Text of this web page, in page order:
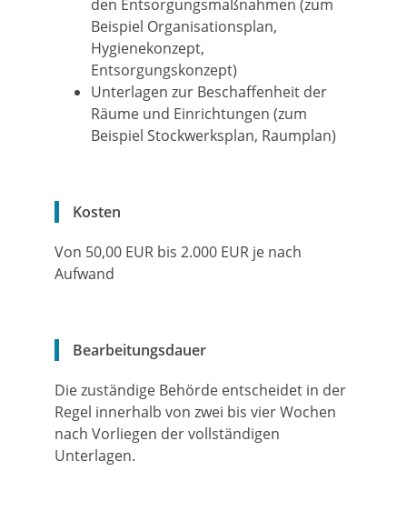
den Entsorgungsmaßnahmen (zum
Beispiel Organisationsplan,
Hygienekonzept,
Entsorgungskonzept)
Unterlagen zur Beschaffenheit der
Räume und Einrichtungen (zum
Beispiel Stockwerksplan, Raumplan)
Kosten
Von 50,00 EUR bis 2.000 EUR je nach
Aufwand
Bearbeitungsdauer
Die zuständige Behörde entscheidet in der
Regel innerhalb von zwei bis vier Wochen
nach Vorliegen der vollständigen
Unterlagen.